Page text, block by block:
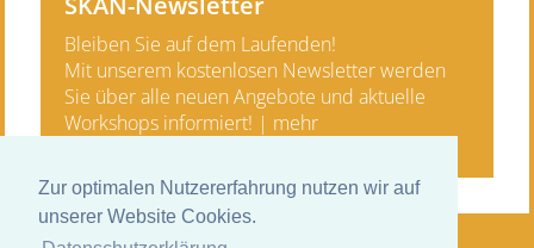
Zur optimalen Nutzererfahrung nutzen wir auf
unserer Website Cookies.
Bleiben Sie auf dem Laufenden!
Mit unserem kostenlosen News­letter werden
Sie über alle neuen Angebote und aktuelle
Work­shops informiert! | mehr